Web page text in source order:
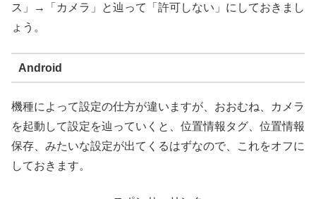
ス」→「カメラ」と辿って「許可しない」にしておきまし
ょう。
Android
機種によって設定の仕方が違いますが、おおむね、カメラ
を起動して設定を辿っていくと、位置情報タグ、位置情報
保存、みたいな設定が出てくるはずなので、これをオフに
しておきます。